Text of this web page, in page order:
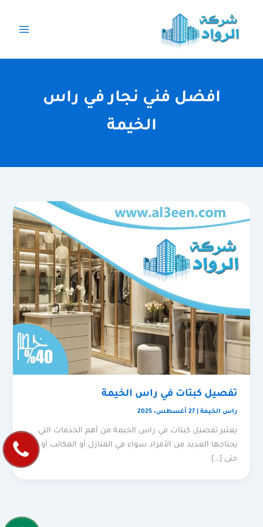
المحتوى
افضل فني نجار في راس
الخيمة
تفصيل كبتات في راس الخيمة
راس الخيمة |27 أغسطس، 2025
يعتبر تفصيل كبتات في راس الخيمة من أهم الخدمات التي
يحتاجها العديد من الأفراد سواء في المنازل أو المكاتب أو
حتى […]